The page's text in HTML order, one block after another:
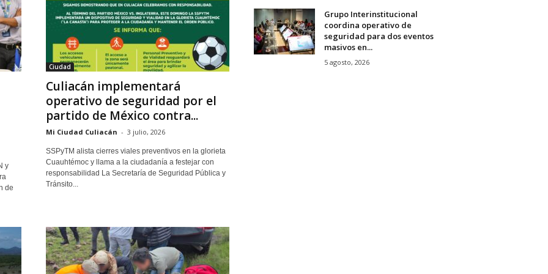
y
de
Ciudad
Culiacán implementará
operativo de seguridad por el
partido de México contra...
Mi Ciudad Culiacán - 3 julio, 2026
SSPyTM alista cierres viales preventivos en la glorieta
Cuauhtémoc y llama a la ciudadanía a festejar con
responsabilidad La Secretaría de Seguridad Pública y
Tránsito...
Grupo Interinstitucional
coordina operativo de
seguridad para dos eventos
masivos en...
5 agosto, 2026